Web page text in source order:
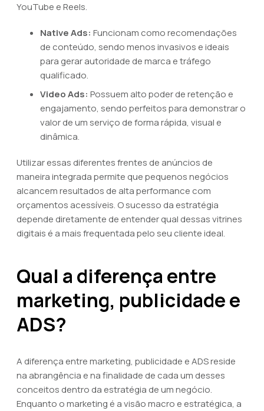
YouTube e Reels.
Native Ads: Funcionam como recomendações
de conteúdo, sendo menos invasivos e ideais
para gerar autoridade de marca e tráfego
qualificado.
Video Ads: Possuem alto poder de retenção e
engajamento, sendo perfeitos para demonstrar o
valor de um serviço de forma rápida, visual e
dinâmica.
Utilizar essas diferentes frentes de anúncios de
maneira integrada permite que pequenos negócios
alcancem resultados de alta performance com
orçamentos acessíveis. O sucesso da estratégia
depende diretamente de entender qual dessas vitrines
digitais é a mais frequentada pelo seu cliente ideal.
Qual a diferença entre
marketing, publicidade e
ADS?
A diferença entre marketing, publicidade e ADS reside
na abrangência e na finalidade de cada um desses
conceitos dentro da estratégia de um negócio.
Enquanto o marketing é a visão macro e estratégica, a